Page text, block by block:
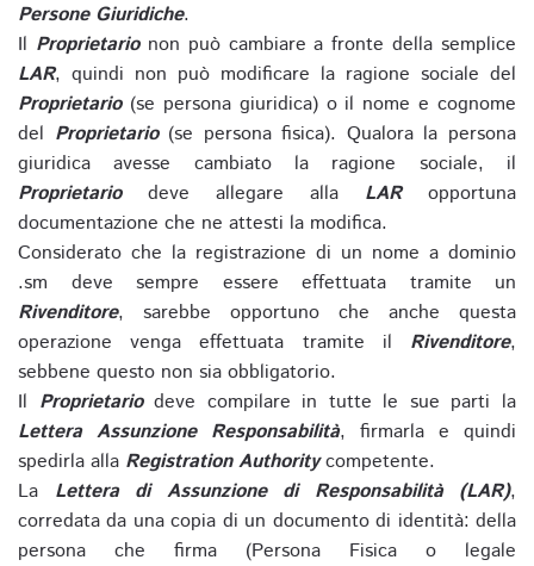
Persone Giuridiche.
Il Proprietarionon può cambiare a fronte della semplice
LAR, quindi non può modificare la ragione sociale del
Proprietario(se persona giuridica) o il nome e cognome
del Proprietario(se persona fisica). Qualora la persona
giuridica avesse cambiato la ragione sociale, il
Proprietariodeve allegare alla LARopportuna
documentazione che ne attesti la modifica.
Considerato che la registrazione di un nome a dominio
.sm deve sempre essere effettuata tramite un
Rivenditore, sarebbe opportuno che anche questa
operazione venga effettuata tramite il Rivenditore,
sebbene questo non sia obbligatorio.
Il Proprietariodeve compilare in tutte le sue parti la
Lettera Assunzione Responsabilità, firmarla e quindi
spedirla alla Registration Authoritycompetente.
La Lettera di Assunzione di Responsabilità (LAR),
corredata da una copia di un documento di identità: della
persona che firma (Persona Fisica o legale